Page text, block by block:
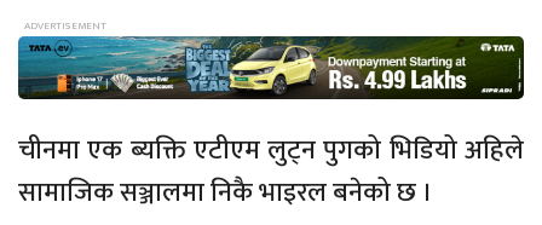
चीनमा एक ब्यक्ति एटीएम लुट्न पुगको भिडियो अहिले
सामाजिक सञ्जालमा निकै भाइरल बनेको छ ।